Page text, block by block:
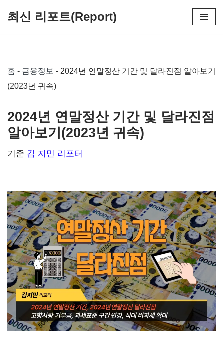
로
건
뛰
기
최신 리포트(Report)
홈 - 금융정보 - 2024년 연말정산 기간 및 달라진점 알아보기
(2023년 귀속)
2024년 연말정산 기간 및 달라진점
알아보기(2023년 귀속)
기준 김 지민 리포터